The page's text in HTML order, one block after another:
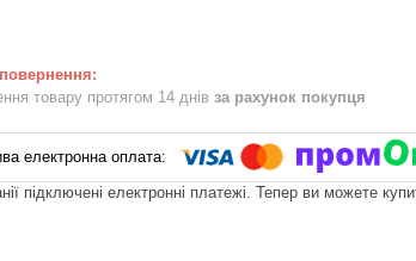
товару протягом 14 днів за рахунок покупця
підключені електронні платежі. Тепер ви можете